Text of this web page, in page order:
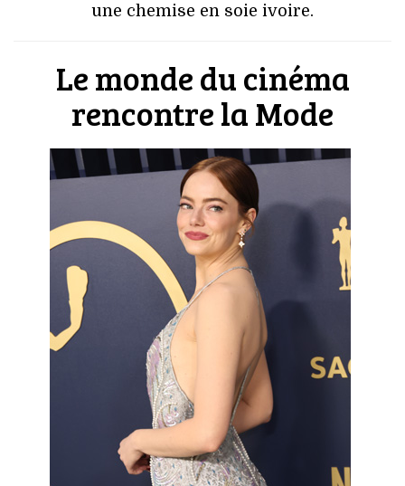
une chemise en soie ivoire.
Le monde du cinéma
rencontre la Mode